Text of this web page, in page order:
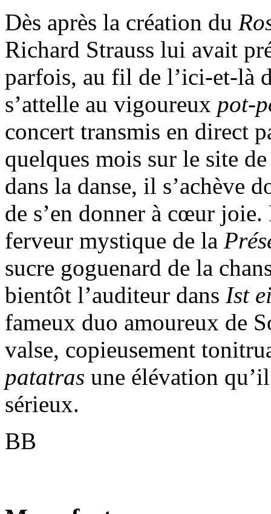
Dès après la création du
Richard Strauss lui avait
parfois, au fil de l’ici-et-là
s’attelle au vigoureux pot-
concert transmis en direct
quelques mois sur le site
dans la danse, il s’achève
de s’en donner à cœur joie.
ferveur mystique de la
sucre goguenard de la
bientôt l’auditeur dans Ist
fameux duo amoureux de
valse, copieusement
patatras une élévation
sérieux.
BB